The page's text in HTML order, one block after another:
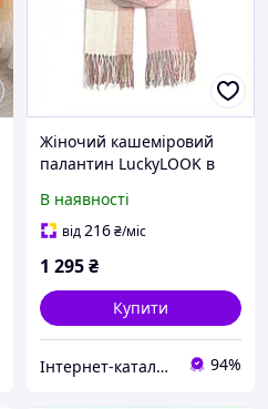
Жіночий кашеміровий
палантин LuckyLOOK в
863K4H897
В наявності
від216₴/міс
1 295₴
Купити
Інтернет-каталог знижок "MODNO" 94%